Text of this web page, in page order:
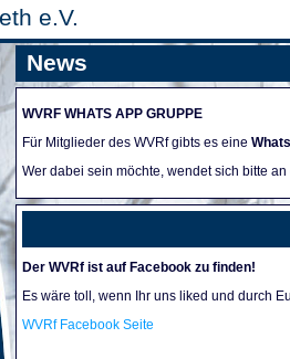
e.V.
News
WVRF WHATS APP GRUPPE
Für Mitglieder des WVRf gibts es eine
Wer dabei sein möchte, wendet sich bitte
Der WVRf ist auf Facebook zu finden!
Es wäre toll, wenn Ihr uns liked und durch
WVRf Facebook Seite